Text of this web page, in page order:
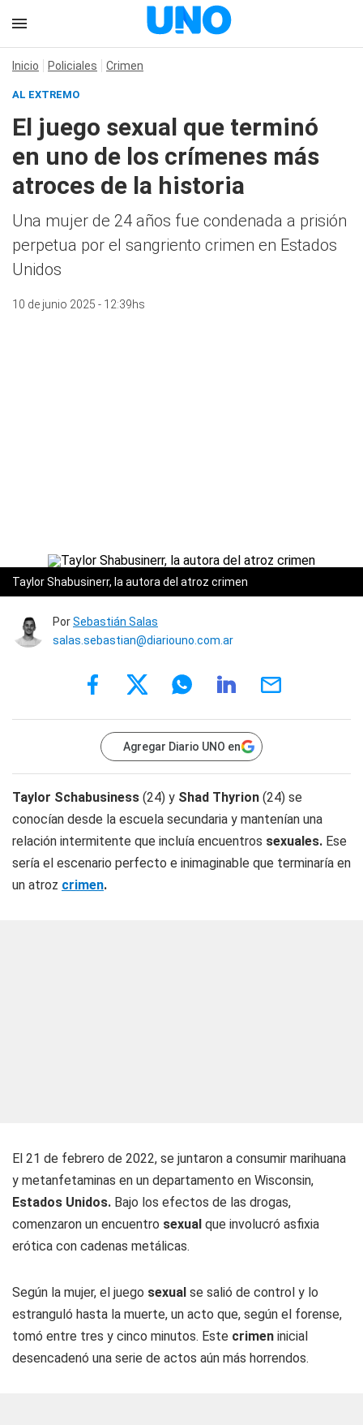
Inicio Policiales Crimen
AL EXTREMO
El juego sexual que terminó
en uno de los crímenes más
atroces de la historia
Una mujer de 24 años fue condenada a prisión
perpetua por el sangriento crimen en Estados
Unidos
10 de junio 2025 - 12:39hs
Taylor Shabusinerr, la autora del atroz crimen
PorSebastián Salas
salas.sebastian@diariouno.com.ar
Agregar Diario UNO en
Taylor Schabusiness (24) y Shad Thyrion (24) se
conocían desde la escuela secundaria y mantenían una
relación intermitente que incluía encuentros sexuales. Ese
sería el escenario perfecto e inimaginable que terminaría en
un atroz crimen.
El 21 de febrero de 2022, se juntaron a consumir marihuana
y metanfetaminas en un departamento en Wisconsin,
Estados Unidos. Bajo los efectos de las drogas,
comenzaron un encuentro sexual que involucró asfixia
erótica con cadenas metálicas.
Según la mujer, el juego sexual se salió de control y lo
estranguló hasta la muerte, un acto que, según el forense,
tomó entre tres y cinco minutos. Este crimen inicial
desencadenó una serie de actos aún más horrendos.